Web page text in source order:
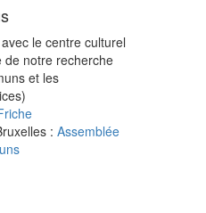
le centre culturel
de notre recherche
et les
: Assemblée